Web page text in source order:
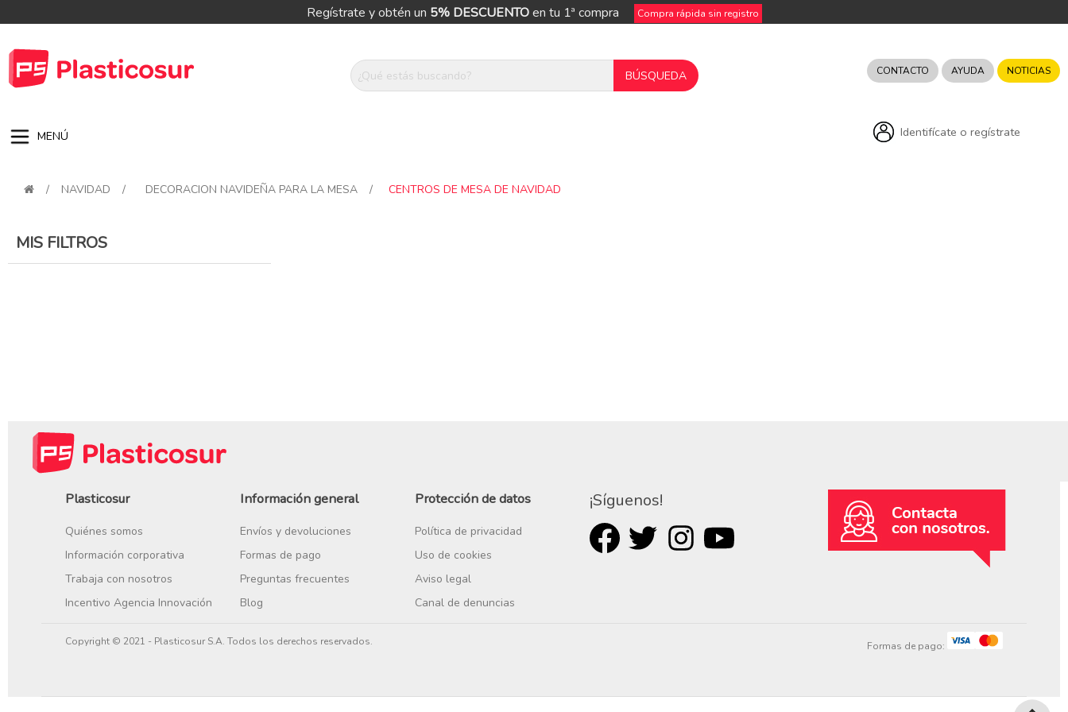
Regístrate y obtén un 5% DESCUENTOen tu 1ª compra Compra rápida sin registro
CONTACTO AYUDA NOTICIAS
Identifícate o regístrate
MENÚ
/ NAVIDAD / DECORACION NAVIDEÑA PARA LA MESA / CENTROS DE MESA DE NAVIDAD
MIS FILTROS
Plasticosur
Quiénes somos
Información corporativa
Trabaja con nosotros
Incentivo Agencia Innovación
Información general
Envíos y devoluciones
Formas de pago
Preguntas frecuentes
Blog
Protección de datos
Política de privacidad
Uso de cookies
Aviso legal
Canal de denuncias
¡Síguenos!
Copyright © 2021 - Plasticosur S.A. Todos los derechos reservados. Formas de pago: